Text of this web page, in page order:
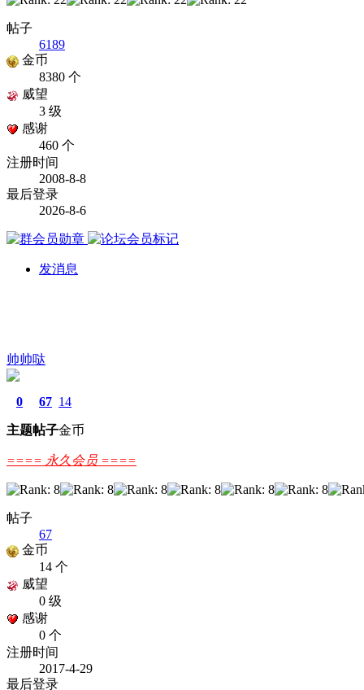
帖子
6189
金币
8380 个
威望
3 级
感谢
460 个
注册时间
2008-8-8
最后登录
2026-8-6
发消息
帅帅哒
0
主题
67
帖子
14
金币
==== 永久会员 ====
帖子
67
金币
14 个
威望
0 级
感谢
0 个
注册时间
2017-4-29
最后登录